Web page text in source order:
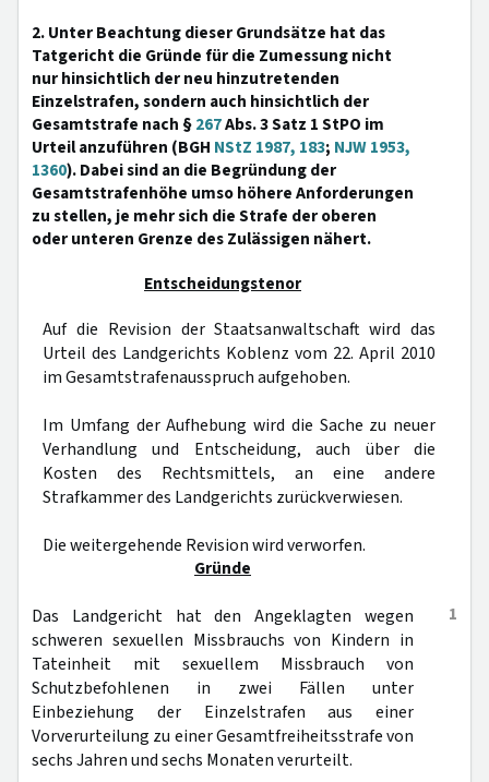
2. Unter Beachtung dieser Grundsätze hat das
Tatgericht die Gründe für die Zumessung nicht
nur hinsichtlich der neu hinzutretenden
Einzelstrafen, sondern auch hinsichtlich der
Gesamtstrafe nach §267Abs. 3 Satz 1 StPO im
Urteil anzuführen (BGH NStZ 1987, 183; NJW 1953,
1360). Dabei sind an die Begründung der
Gesamtstrafenhöhe umso höhere Anforderungen
zu stellen, je mehr sich die Strafe der oberen
oder unteren Grenze des Zulässigen nähert.
Entscheidungstenor
Auf die Revision der Staatsanwaltschaft wird das
Urteil des Landgerichts Koblenz vom 22. April 2010
im Gesamtstrafenausspruch aufgehoben.
Im Umfang der Aufhebung wird die Sache zu neuer
Verhandlung und Entscheidung, auch über die
Kosten des Rechtsmittels, an eine andere
Strafkammer des Landgerichts zurückverwiesen.
Die weitergehende Revision wird verworfen.
Gründe
1
Das Landgericht hat den Angeklagten wegen
schweren sexuellen Missbrauchs von Kindern in
Tateinheit mit sexuellem Missbrauch von
Schutzbefohlenen in zwei Fällen unter
Einbeziehung der Einzelstrafen aus einer
Vorverurteilung zu einer Gesamtfreiheitsstrafe von
sechs Jahren und sechs Monaten verurteilt.